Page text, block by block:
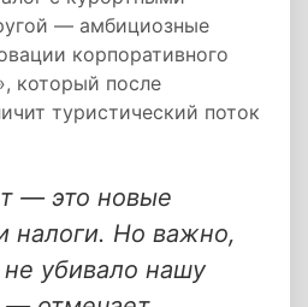
— амбициозные
корпоративного
который после
туристический поток
— это новые
налоги. Но важно,
убивало нашу